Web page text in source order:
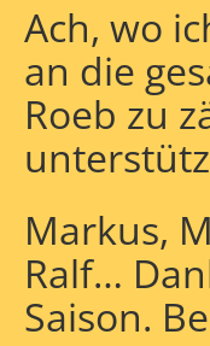
Ach, wo
an die
Roeb zu
Markus,
Ralf…
Saison.